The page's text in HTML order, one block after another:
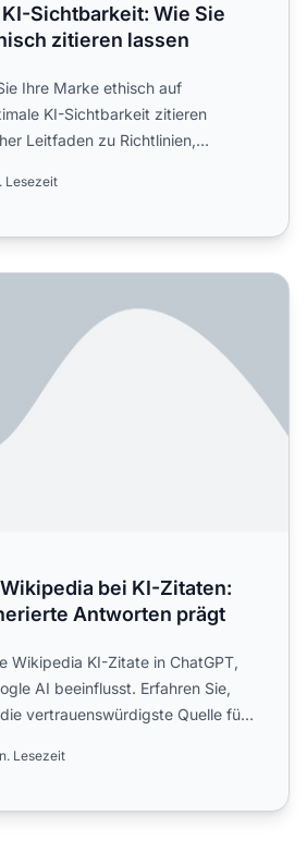
Sichtbarkeit: Wie Sie
zitieren lassen
Ihre Marke ethisch auf
KI-Sichtbarkeit zitieren
Leitfaden zu Richtlinien,
Lesezeit
bei KI-Zitaten: Wie es KI-
bei KI-Zitaten:
Antworten prägt
Wikipedia KI-Zitate in ChatGPT,
AI beeinflusst. Erfahren Sie,
vertrauenswürdigste Quelle für
Lesezeit